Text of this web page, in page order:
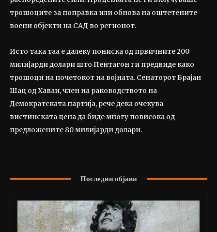
трошоците за поправка или обнова на оштетените
воени објекти на САД во регионот.
Исто така таа е далеку пониска од првичните 200
милијарди долари што Пентагон ги предвиде како
трошоци на почетокот на војната. Сенаторот Брајан
Шац од Хаваи, член на раководството на
Демократската партија, рече дека очекува
вистинската цена да биде многу повисока од
предложените 80 милијарди долари.
Последни објави